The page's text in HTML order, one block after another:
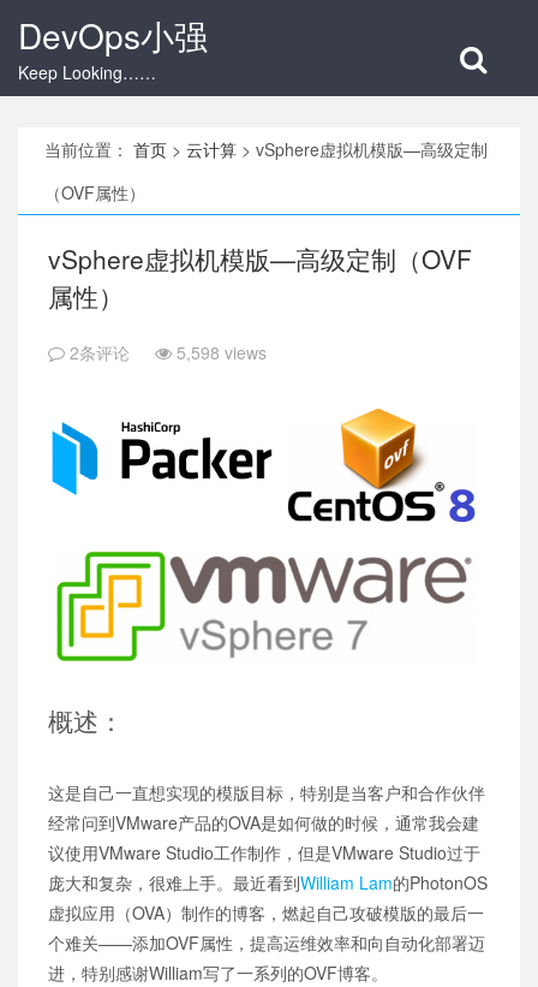
DevOps小强
Keep Looking……
当前位置：首页 >云计算 >vSphere虚拟机模版—高级定制
（OVF属性）
vSphere虚拟机模版—高级定制（OVF
属性）
2条评论 5,598 views
概述：
这是自己一直想实现的模版目标，特别是当客户和合作伙伴
经常问到VMware产品的OVA是如何做的时候，通常我会建
议使用VMware Studio工作制作，但是VMware Studio过于
庞大和复杂，很难上手。最近看到William Lam的PhotonOS
虚拟应用（OVA）制作的博客，燃起自己攻破模版的最后一
个难关——添加OVF属性，提高运维效率和向自动化部署迈
进，特别感谢William写了一系列的OVF博客。